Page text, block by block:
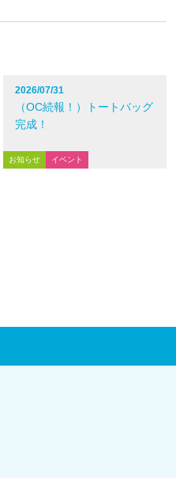
2026/07/31
（OC続報！）トートバッグ
完成！
お知らせ イベント